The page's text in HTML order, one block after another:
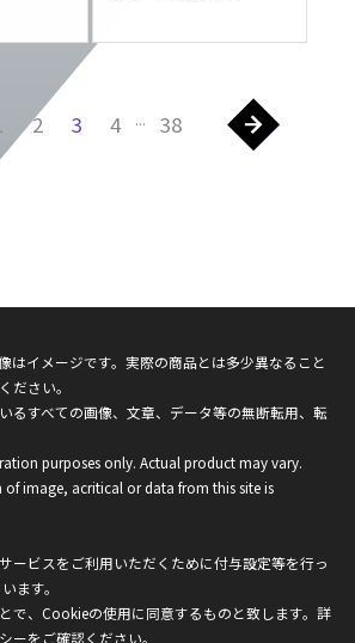
2 3 4 ... 38
はイメージです。実際の商品とは多少異なること
ださい。
るすべての画像、文章、データ等の無断転用、転
purposes only. Actual product may vary.
of image, acritical or data from this site is
ービスをご利用いただくために付与設定等を行っ
ます。
で、Cookieの使用に同意するものと致します。詳
ーをご確認ください。